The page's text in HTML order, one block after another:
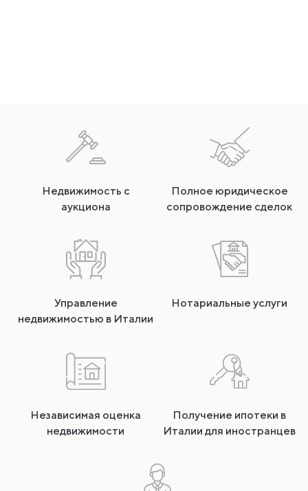
Недвижимость с
аукциона
Полное юридическое
сопровождение сделок
Управление
недвижимостью в Италии
Нотариальные услуги
Независимая оценка
недвижимости
Получение ипотеки в
Италии для иностранцев